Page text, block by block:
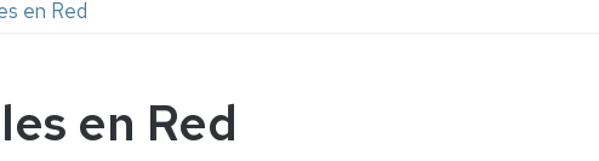
Préstamo,
en Red
en Red